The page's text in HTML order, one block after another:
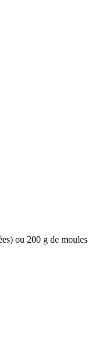
ou 200 g de moules